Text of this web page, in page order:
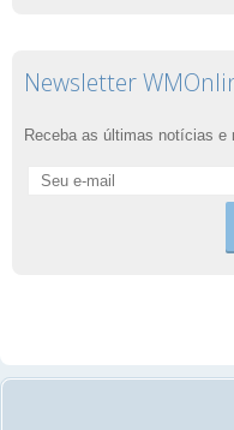
Newsletter
Receba as últimas notícias e